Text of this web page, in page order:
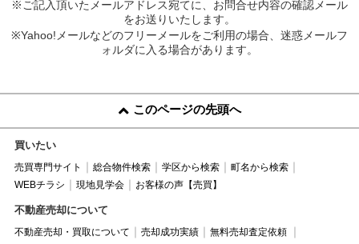
※ご記入頂いたメールアドレス宛てに、お問合せ内容の確認メール
をお送りいたします。
※Yahoo!メールなどのフリーメールをご利用の場合、迷惑メールフ
ォルダに入る場合があります。
このページの先頭へ
買いたい
売買専門サイト 総合物件検索 学区から検索
町名から検索
WEBチラシ
現地見学会 お客様の声【売買】
不動産売却について
不動産売却・買取について 売却成功実績
無料売却査定依頼